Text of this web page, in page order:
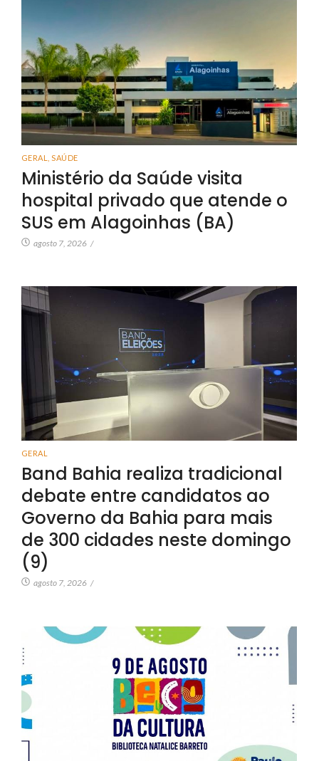
GERAL SAÚDE
Ministério da Saúde visita
hospital privado que atende o
SUS em Alagoinhas (BA)
agosto 7, 2026 /
GERAL
Band Bahia realiza tradicional
debate entre candidatos ao
Governo da Bahia para mais
de 300 cidades neste domingo
(9)
agosto 7, 2026 /